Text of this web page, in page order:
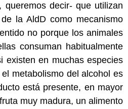
queremos decir- que utilizan
la AldD como mecanismo
no porque los animales
consuman habitualmente
existen en muchas especies
metabolismo del alcohol es
está presente, en mayor
muy madura, un alimento